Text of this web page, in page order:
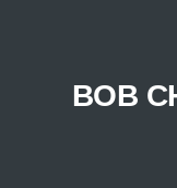
BOB